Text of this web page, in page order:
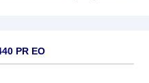
PR EO